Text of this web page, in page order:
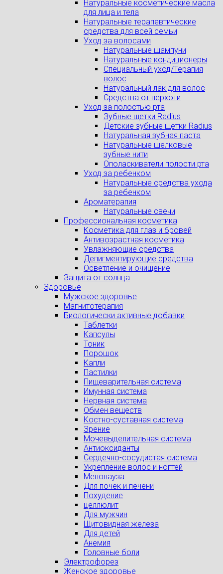
Натуральные косметические масла
для лица и тела
Натуральные терапевтические
средства для всей семьи
Уход за волосами
Натуральные шампуни
Натуральные кондиционеры
Специальный уход/Терапия
волос
Натуральный лак для волос
Средства от перхоти
Уход за полостью рта
Зубные щетки Radius
Детские зубные щетки Radius
Натуральная зубная паста
Натуральные шелковые
зубные нити
Ополаскиватели полости рта
Уход за ребенком
Натуральные средства ухода
за ребенком
Ароматерапия
Натуральные свечи
Профессиональная косметика
Косметика для глаз и бровей
Антивозрастная косметика
Увлажняющие средства
Депигментирующие средства
Осветление и очищение
Защита от солнца
Здоровье
Мужское здоровье
Магнитотерапия
Биологически активные добавки
Таблетки
Капсулы
Тоник
Порошок
Капли
Пастилки
Пищеварительная система
Имунная система
Нервная система
Обмен веществ
Костно-суставная система
Зрение
Мочевыделительная система
Антиоксиданты
Сердечно-сосудистая система
Укрепление волос и ногтей
Менопауза
Для почек и печени
Похудение
целлюлит
Для мужчин
Щитовидная железа
Для детей
Анемия
Головные боли
Электрофорез
Женское здоровье